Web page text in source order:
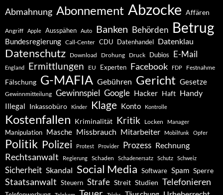
Abmahnung Abonnement Abzocke Affären
Angriff Apple Ausspähen Auto Banken Behörden Betrug
Bundesregierung Call-Center CDU Datenhandel Datenklau
Datenschutz Download Drohung Druck Dubios E-Mail
England Ermittlungen EU Experten Facebook FDP Festnahme
Fälschung G-MAFIA Gebühren Gericht Gesetze
Gewinnmitteilung Gewinnspiel Google Hacker Haft Handy
Illegal Inkassobüro Kinder Klage Konto Kontrolle
Kostenfallen Kriminalität Kritik Locken Manager
Manipulation Masche Missbrauch Mitarbeiter Mobilfunk Opfer
Politik Polizei Protest Provider Prozess Rechnung
Rechtsanwalt Regierung Schaden Schadenersatz Schutz Schweiz
Sicherheit Skandal Social Media Software Spam Sperre
Staatsanwalt Steuern Strafe Streit Studien Telefonieren